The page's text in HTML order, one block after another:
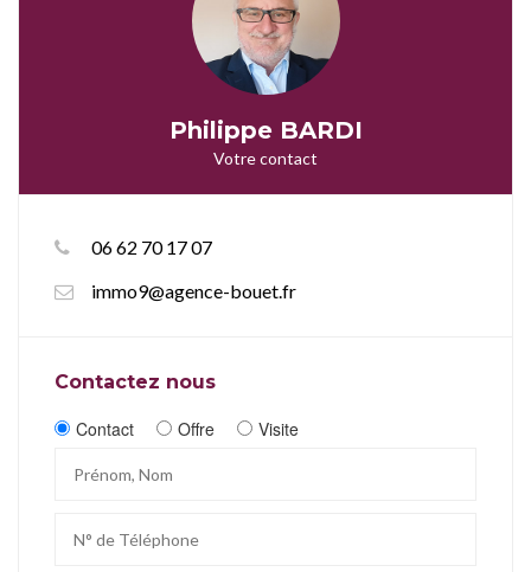
Philippe BARDI
Votre contact
06 62 70 17 07
immo9@agence-bouet.fr
Contactez nous
Contact Offre Visite